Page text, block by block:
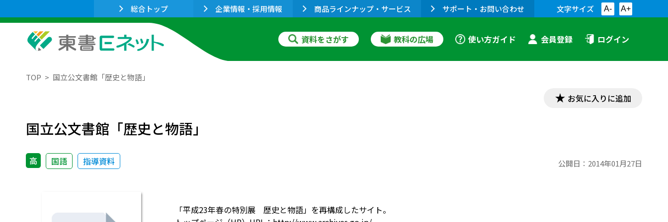
総合トップ 企業情報・採用情報 商品ラインナップ・サービス サポート・お問い合わせ 文字サイズ A- A+
資料をさがす 教科の広場 使い方ガイド 会員登録 ログイン
TOP 国立公文書館「歴史と物語」
お気に入りに追加
国立公文書館「歴史と物語」
高 国語 指導資料 公開日： 2014年01月27日
「平成23年春の特別展 歴史と物語」を再構成したサイト。